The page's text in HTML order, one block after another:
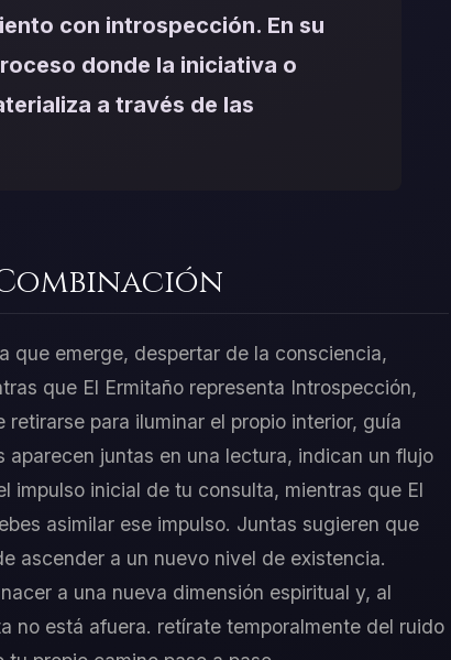
con introspección. En su
donde la iniciativa o
a través de las
que emerge, despertar de la consciencia,
que El Ermitaño representa Introspección,
para iluminar el propio interior, guía
juntas en una lectura, indican un flujo
impulso inicial de tu consulta, mientras que El
asimilar ese impulso. Juntas sugieren que
ascender a un nuevo nivel de existencia.
a una nueva dimensión espiritual y, al
no está afuera. retírate temporalmente del ruido